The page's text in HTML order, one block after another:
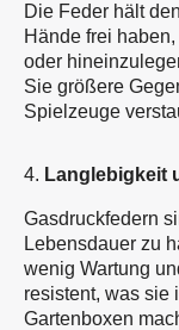
Die Feder hält
Hände frei
oder
Sie größere
Spielzeuge
4. Langlebigkeit
Gasdruckfedern
Lebensdauer zu
wenig Wartung
resistent, was sie
Gartenboxen